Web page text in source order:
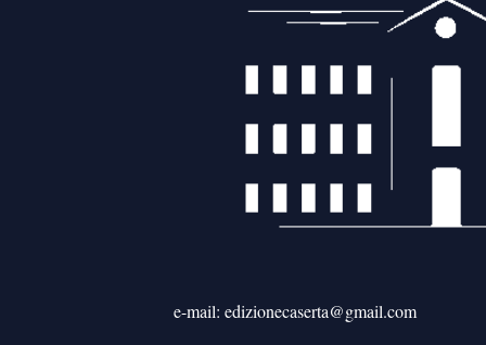
e-mail: edizionecaserta@gmail.com